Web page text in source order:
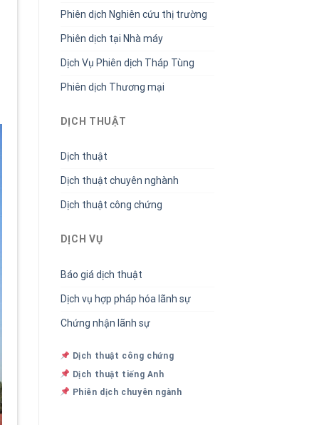
Phiên dịch Nghiên cứu thị trường
Phiên dịch tại Nhà máy
Dịch Vụ Phiên dịch Tháp Tùng
Phiên dịch Thương mại
DỊCH THUẬT
Dịch thuật
Dịch thuật chuyên nghành
Dịch thuật công chứng
DỊCH VỤ
Báo giá dịch thuật
Dịch vụ hợp pháp hóa lãnh sự
Chứng nhận lãnh sự
Dịch thuật công chứng
Dịch thuật tiếng Anh
Phiên dịch chuyên ngành